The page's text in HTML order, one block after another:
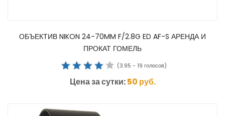
ОБЪЕКТИВ NIKON 24-70MM F/2.8G ED AF-S АРЕНДА И
ПРОКАТ ГОМЕЛЬ
(3.95 - 19 голосов)
Цена за сутки:50 руб.